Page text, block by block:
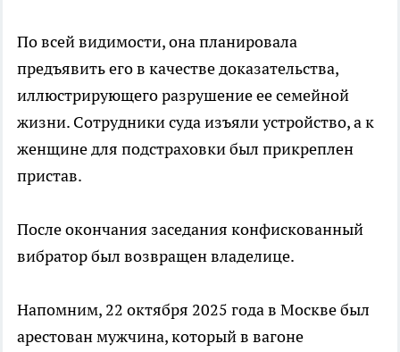
По всей видимости, она планировала
предъявить его в качестве доказательства,
иллюстрирующего разрушение ее семейной
жизни. Сотрудники суда изъяли устройство, а к
женщине для подстраховки был прикреплен
пристав.
После окончания заседания конфискованный
вибратор был возвращен владелице.
Напомним, 22 октября 2025 года в Москве был
арестован мужчина, который в вагоне